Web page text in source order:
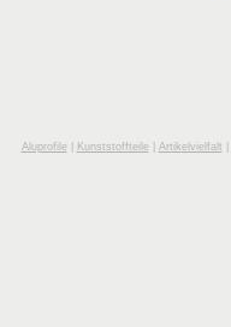
Aluprofile| Kunststoffteile| Artikelvielfalt